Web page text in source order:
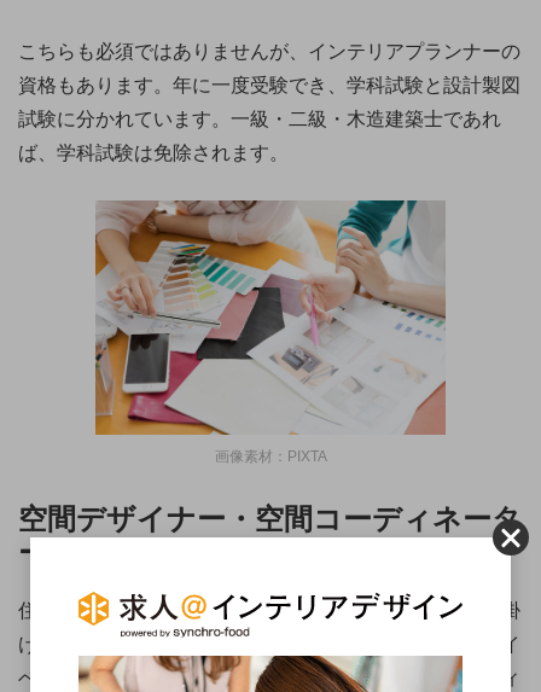
こちらも必須ではありませんが、インテリアプランナーの
資格もあります。年に一度受験でき、学科試験と設計製図
試験に分かれています。一級・二級・木造建築士であれ
ば、学科試験は免除されます。
画像素材：PIXTA
空間デザイナー・空間コーディネータ
ー
住宅だけでなく、ショップ、美術館、公共施設などを手掛
けます。他の職業との大きな違いは、屋外も扱うこと。イ
ベントブースやテラスなども業務の範囲内で、お店のディ